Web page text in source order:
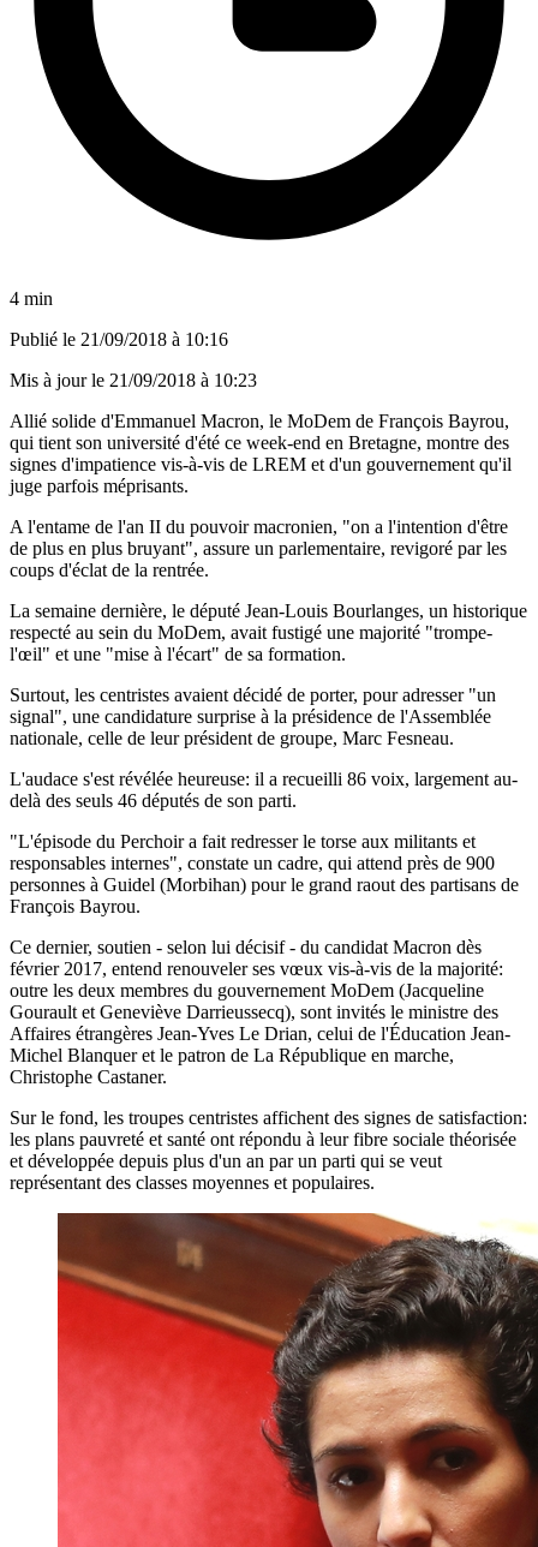
4 min
Publié le 21/09/2018 à 10:16
Mis à jour le 21/09/2018 à 10:23
Allié solide d'Emmanuel Macron, le MoDem de François Bayrou,
qui tient son université d'été ce week-end en Bretagne, montre des
signes d'impatience vis-à-vis de LREM et d'un gouvernement qu'il
juge parfois méprisants.
A l'entame de l'an II du pouvoir macronien, "on a l'intention d'être
de plus en plus bruyant", assure un parlementaire, revigoré par les
coups d'éclat de la rentrée.
La semaine dernière, le député Jean-Louis Bourlanges, un historique
respecté au sein du MoDem, avait fustigé une majorité "trompe-
l'œil" et une "mise à l'écart" de sa formation.
Surtout, les centristes avaient décidé de porter, pour adresser "un
signal", une candidature surprise à la présidence de l'Assemblée
nationale, celle de leur président de groupe, Marc Fesneau.
L'audace s'est révélée heureuse: il a recueilli 86 voix, largement au-
delà des seuls 46 députés de son parti.
"L'épisode du Perchoir a fait redresser le torse aux militants et
responsables internes", constate un cadre, qui attend près de 900
personnes à Guidel (Morbihan) pour le grand raout des partisans de
François Bayrou.
Ce dernier, soutien - selon lui décisif - du candidat Macron dès
février 2017, entend renouveler ses vœux vis-à-vis de la majorité:
outre les deux membres du gouvernement MoDem (Jacqueline
Gourault et Geneviève Darrieussecq), sont invités le ministre des
Affaires étrangères Jean-Yves Le Drian, celui de l'Éducation Jean-
Michel Blanquer et le patron de La République en marche,
Christophe Castaner.
Sur le fond, les troupes centristes affichent des signes de satisfaction:
les plans pauvreté et santé ont répondu à leur fibre sociale théorisée
et développée depuis plus d'un an par un parti qui se veut
représentant des classes moyennes et populaires.